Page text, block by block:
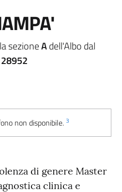
sezioneAdell'Albo dal
28952
non disponibile. 3
di genere Master
clinica e